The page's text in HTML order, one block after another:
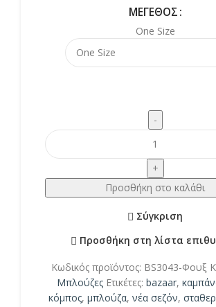
ΜΈΓΕΘΟΣ
One Size
Προσθήκη στο καλάθι
Σύγκριση
Προσθήκη στη λίστα
Κωδικός προϊόντος: BS3043-Φουξ
Μπλούζες Ετικέτες: bazaar,
κόμπος, μπλούζα, νέα σεζόν,